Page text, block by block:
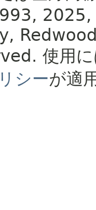
2025,
使用
シーが適